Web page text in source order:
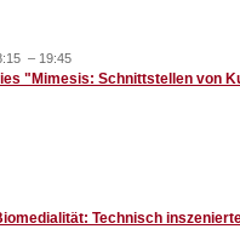
– 19:45
"Mimesis: Schnittstellen von
Technisch